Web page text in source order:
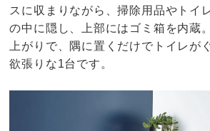
スに収まりながら、掃除用品やトイ
の中に隠し、上部にはゴミ箱を内蔵
上がりで、隅に置くだけでトイレが
欲張りな1台です。